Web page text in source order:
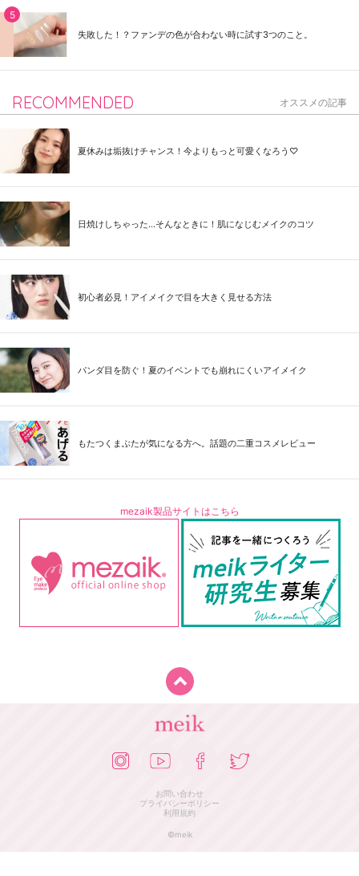
失敗した！？ファンデの色が合わない時に試す3つのこと。
RECOMMENDED オススメの記事
夏休みは垢抜けチャンス！今よりもっと可愛くなろう♡
日焼けしちゃった...そんなときに！肌になじむメイクのコツ
初心者必見！アイメイクで目を大きく見せる方法
パンダ目を防ぐ！夏のイベントでも崩れにくいアイメイク
もたつくまぶたが気になる方へ。話題の二重コスメレビュー
mezaik製品サイトはこちら
お問い合わせ
プライバシーポリシー
利用規約
©meik